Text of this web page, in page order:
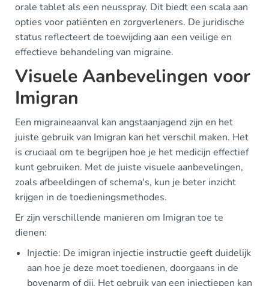
orale tablet als een neusspray. Dit biedt een scala aan
opties voor patiënten en zorgverleners. De juridische
status reflecteert de toewijding aan een veilige en
effectieve behandeling van migraine.
Visuele Aanbevelingen voor
Imigran
Een migraineaanval kan angstaanjagend zijn en het
juiste gebruik van Imigran kan het verschil maken. Het
is cruciaal om te begrijpen hoe je het medicijn effectief
kunt gebruiken. Met de juiste visuele aanbevelingen,
zoals afbeeldingen of schema's, kun je beter inzicht
krijgen in de toedieningsmethodes.
Er zijn verschillende manieren om Imigran toe te
dienen:
Injectie: De imigran injectie instructie geeft duidelijk
aan hoe je deze moet toedienen, doorgaans in de
bovenarm of dij. Het gebruik van een injectiepen kan